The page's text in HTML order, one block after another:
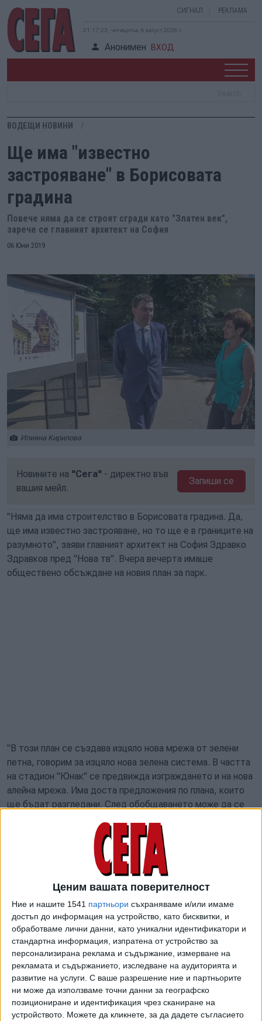
Ценим вашата поверителност
Ние и нашите 1541 партньори съхраняваме и/или имаме
достъп до информация на устройство, като бисквитки, и
обработваме лични данни, като уникални идентификатори и
стандартна информация, изпратена от устройство за
персонализирана реклама и съдържание, измерване на
рекламата и съдържанието, изследване на аудиторията и
развитие на услуги. С ваше разрешение ние и партньорите
ни може да използваме точни данни за географско
позициониране и идентификация чрез сканиране на
устройството. Можете да кликнете, за да дадете съгласието
СИГНАЛ РЕКЛАМА
21:17:24, четвъртък, 6 август 2026 г.
Анонимен ВХОД
ВОДЕЩИ НОВИНИ
Ще има "известно
застрояване" в Борисовата
градина
Повече няма да се строят сгради като "Златен век",
зарече се главният архитект на София
06 Юни 2019
Илияна Кирилова
Новините на "Сега" - директно във
вашия мейл.
Запиши се
"Няма да има строителство в Борисовата градина. Да,
ще има известно застрояване, но то ще е в границите на
разумното", заяви главният архитект на София Здравко
Здравков пред "Нова тв". Вчера вечерта имаше
обществено обсъждане на новия план за парк.
"В този план се създава изцяло нова мрежа от зелени
петна, говорим за изцяло нова зелена система. В частта
на стадион "Юнак" се предвижда изграждането и на нова
алейна мрежа. Има доста предложения по плана, които
ще бъдат разгледани. След обобщаването може да се
Той увери още, че около района на гара ''Пионер'' няма да
се сече гора, тъй като там планът бил свързан с
развитието на спортна база.
Относно спора около строежа на печално известния
небостъргач "Златен век" от фирмата "Артекс",
Здравков обясни, че в момента има издадена заповед за
спирането му, която в момента е обжалвана от
собствениците пред административния съд.
"Нека да изчакаме първо решението на съда и тогава да
коментираме. Но е факт, че зад тази сграда стоят
огромни финансови интереси'', посочи Здравков и
добави, че строежът на сградата е следствие преди